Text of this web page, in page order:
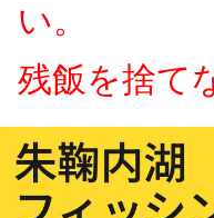
い。
残飯を捨て